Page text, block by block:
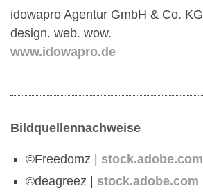
idowapro Agentur GmbH & Co. KG
design. web. wow.
www.idowapro.de
Bildquellennachweise
©Freedomz | stock.adobe.com
©deagreez | stock.adobe.com